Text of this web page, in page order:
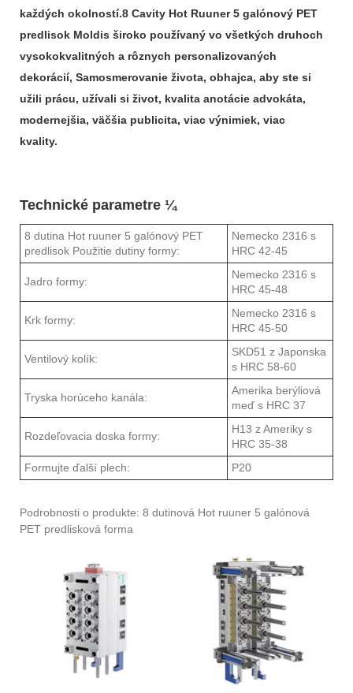
každých okolností.8 Cavity Hot Ruuner 5 galónový PET
predlisok Moldis široko používaný vo všetkých druhoch
vysokokvalitných a rôznych personalizovaných
dekorácií, Samosmerovanie života, obhajca, aby ste si
užili prácu, užívali si život, kvalita anotácie advokáta,
modernejšia, väčšia publicita, viac výnimiek, viac
kvality.
Technické parametre ¼
8 dutina Hot ruuner 5 galónový PET
predlisok Použitie dutiny formy:
Nemecko 2316 s
HRC 42-45
Jadro formy:
Nemecko 2316 s
HRC 45-48
Krk formy:
Nemecko 2316 s
HRC 45-50
Ventilový kolík:
SKD51 z Japonska
s HRC 58-60
Tryska horúceho kanála:
Amerika berýliová
meď s HRC 37
Rozdeľovacia doska formy:
H13 z Ameriky s
HRC 35-38
Formujte ďalší plech:
P20
Podrobnosti o produkte: 8 dutinová Hot ruuner 5 galónová
PET predlisková forma